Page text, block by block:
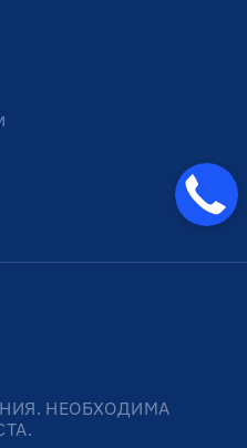
НЕОБХОДИМА